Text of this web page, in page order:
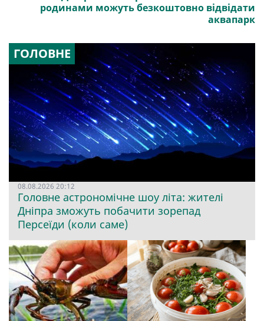
родинами можуть безкоштовно відвідати
аквапарк
ГОЛОВНЕ
08.08.2026 20:12
Головне астрономічне шоу літа: жителі
Дніпра зможуть побачити зорепад
Персеїди (коли саме)